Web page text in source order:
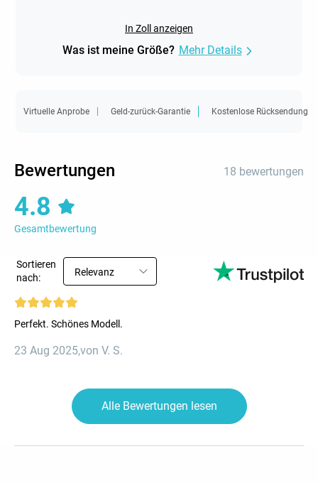
In Zoll anzeigen
Was ist meine Größe? Mehr Details
Virtuelle Anprobe Geld-zurück-Garantie Kostenlose Rücksendung
Bewertungen 18 bewertungen
4.8
Gesamtbewertung
Sortieren
nach:
Relevanz
Perfekt. Schönes Modell.
23 Aug 2025,von V. S.
Alle Bewertungen lesen